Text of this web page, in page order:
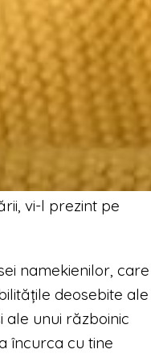
vi-l prezint pe
namekienilor, care
deosebite ale
ale unui războinic
încurca cu tine